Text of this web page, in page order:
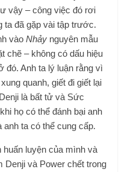
vậy – công việc đó rơi
ta đã gặp vài tập trước.
vàoNhảy nguyên mẫu
chẽ – không có dấu hiệu
Anh ta lý luận rằng vì
quanh, giết đi giết lại
là bất tử và Sức
họ có thể đánh bại anh
anh ta có thể cung cấp.
luyện của mình và
Denji và Power chết trong